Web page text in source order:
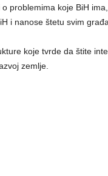
problemima koje BiH
i nanose štetu svim
koje tvrde da štite
zemlje.